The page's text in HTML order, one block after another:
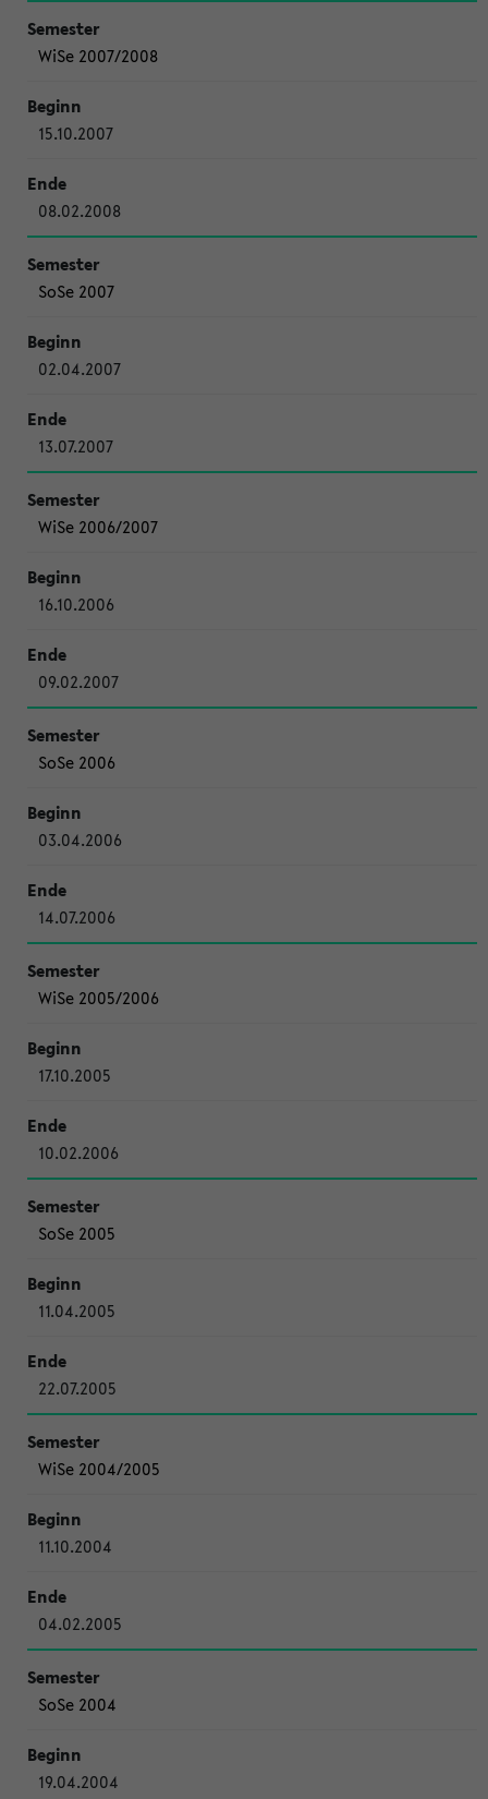
WiSe 2007/2008
15.10.2007
08.02.2008
SoSe 2007
02.04.2007
13.07.2007
WiSe 2006/2007
16.10.2006
09.02.2007
SoSe 2006
03.04.2006
14.07.2006
WiSe 2005/2006
17.10.2005
10.02.2006
SoSe 2005
11.04.2005
22.07.2005
WiSe 2004/2005
11.10.2004
04.02.2005
SoSe 2004
19.04.2004